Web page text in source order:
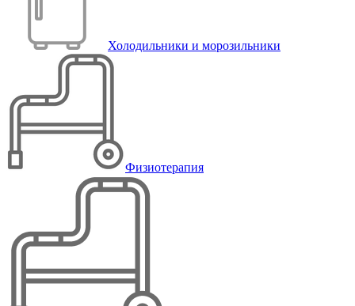
Холодильники и морозильники
Физиотерапия